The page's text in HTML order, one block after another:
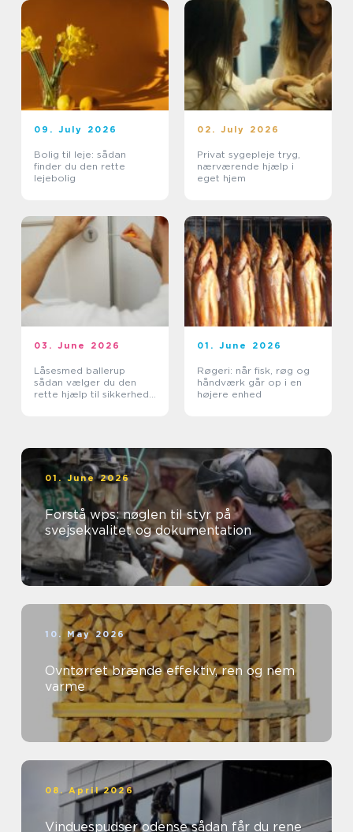
09. July 2026
Bolig til leje: sådan
finder du den rette
lejebolig
02. July 2026
Privat sygepleje tryg,
nærværende hjælp i
eget hjem
03. June 2026
Låsesmed ballerup
sådan vælger du den
rette hjælp til sikkerhed
01. June 2026
Røgeri: når fisk, røg og
håndværk går op i en
højere enhed
01. June 2026
Forstå wps: nøglen til styr på
svejsekvalitet og dokumentation
10. May 2026
Ovntørret brænde effektiv, ren og nem
varme
08. April 2026
Vinduespudser odense sådan får du rene